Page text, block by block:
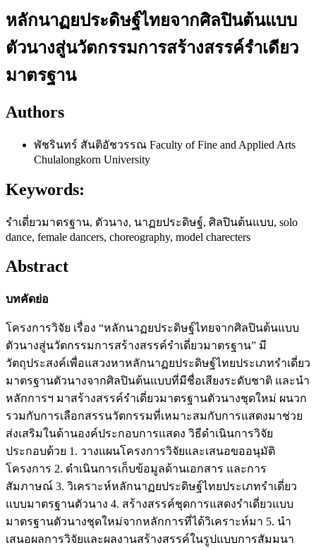
หลักนาฏยประดิษฐ์ไทยจากศิลปินต้นแบบ
ตัวนางสู่นวัตกรรมการสร้างสรรค์รำเดียว
มาตรฐาน
Authors
พัชรินทร์ สันติอัชวรรณ Faculty of Fine and Applied Arts
Chulalongkorn University
Keywords:
รำเดี่ยวมาตรฐาน, ตัวนาง, นาฏยประดิษฐ์, ศิลปินต้นแบบ, solo
dance, female dancers, choreography, model charecters
Abstract
บทคัดย่อ
โครงการวิจัย เรื่อง “หลักนาฏยประดิษฐ์ไทยจากศิลปินต้นแบบ
ตัวนางสู่นวัตกรรมการสร้างสรรค์รำเดี่ยวมาตรฐาน” มี
วัตถุประสงค์เพื่อแสวงหาหลักนาฏยประดิษฐ์ไทยประเภทรำเดี่ยว
มาตรฐานตัวนางจากศิลปินต้นแบบที่มีชื่อเสียงระดับชาติ และนำ
หลักการฯ มาสร้างสรรค์รำเดี่ยวมาตรฐานตัวนางชุดใหม่ ผนวก
รวมกับการเลือกสรรนวัตกรรมที่เหมาะสมกับการแสดงมาช่วย
ส่งเสริมในด้านองค์ประกอบการแสดง วิธีดำเนินการวิจัย
ประกอบด้วย 1. วางแผนโครงการวิจัยและเสนอขออนุมัติ
โครงการ 2. ดำเนินการเก็บข้อมูลด้านเอกสาร และการ
สัมภาษณ์ 3. วิเคราะห์หลักนาฏยประดิษฐ์ไทยประเภทรำเดี่ยว
แบบมาตรฐานตัวนาง 4. สร้างสรรค์ชุดการแสดงรำเดี่ยวแบบ
มาตรฐานตัวนางชุดใหม่จากหลักการที่ได้วิเคราะห์มา 5. นำ
เสนอผลการวิจัยและผลงานสร้างสรรค์ในรูปแบบการสัมมนา